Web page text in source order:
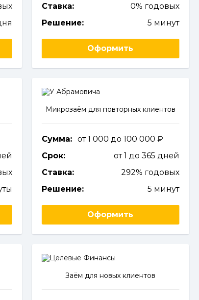
Ставка:
0% годовых
Решение:
5 минут
Оформить
Микрозаём для повторных клиентов
Сумма: от 1 000 до 100 000
Срок:
от 1 до 365 дней
Ставка:
292% годовых
Решение:
5 минут
Оформить
Заём для новых клиентов